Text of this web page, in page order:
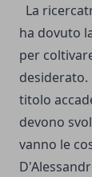
La
ha dovuto
per
titolo
devono
vanno le